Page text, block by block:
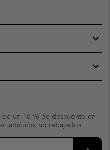
un 10 % de descuento en
artículos no rebajados.